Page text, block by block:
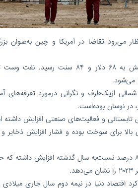
می‌رود تقاضا در آمریکا و چین به‌عنوان
قیمت هر بشکه نفت برنت دریای شمال امروز با ۱۳ سنت معادل ۰.۱۹ درصد افزایش به ۶۸ دلار و
ازیک‌طرف و نگرانی درمورد تعرفه‌های
نوسان بوده‌است.
تابستانی و فعالیت‌های صنعتی افزایش
برای سوخت بوده و فشار افزایش ذخایر و
اطلاعات اقتصادی چین نشان می‌دهد پالایش نفت خام در این کشور در ماه ژوئن ۸.۵ درصد نسبت‌به سال گذشته افزایش
اقتصاد دنیا در نیمه دوم سال جاری میلادی